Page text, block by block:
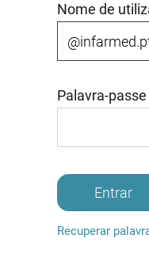
Nome de
Palavra-passe
Entrar
Recuperar